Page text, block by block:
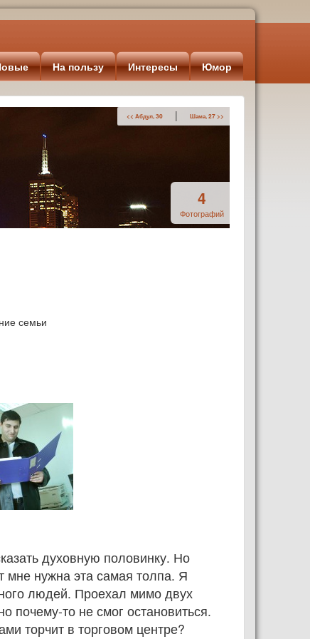
На пользу Интересы Юмор
<< Абдул, 30 | Шама, 27 >>
4
Фотографий
семьи
духовную половинку. Но
мне нужна эта самая толпа. Я
людей. Проехал мимо двух
почему-то не смог остановиться.
торчит в торговом центре?